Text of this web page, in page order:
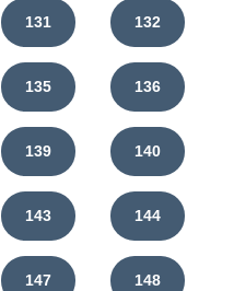
131 132
135 136
139 140
143 144
147 148